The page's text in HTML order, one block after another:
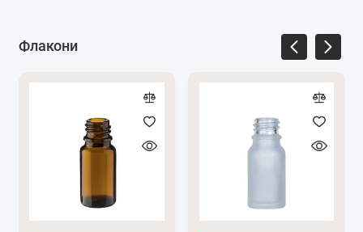
Переваги скляних флаконів, 300 мл:
Захист від ультрафіолету
: Коричневе скло
ефективно блокує шкідливі ультрафіолетові
які чутливі до світла, таких як сироватки, креми
Флакони